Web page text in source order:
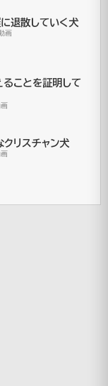
退散していく犬
画
ことを証明して
リスチャン犬